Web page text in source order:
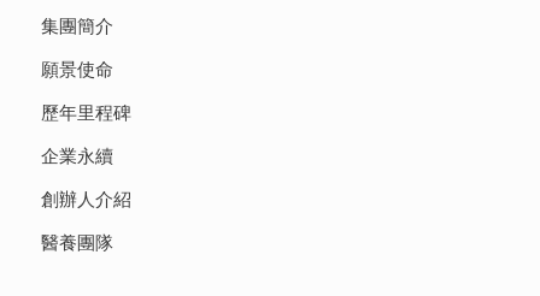
集團簡介
願景使命
歷年里程碑
企業永續
創辦人介紹
醫養團隊